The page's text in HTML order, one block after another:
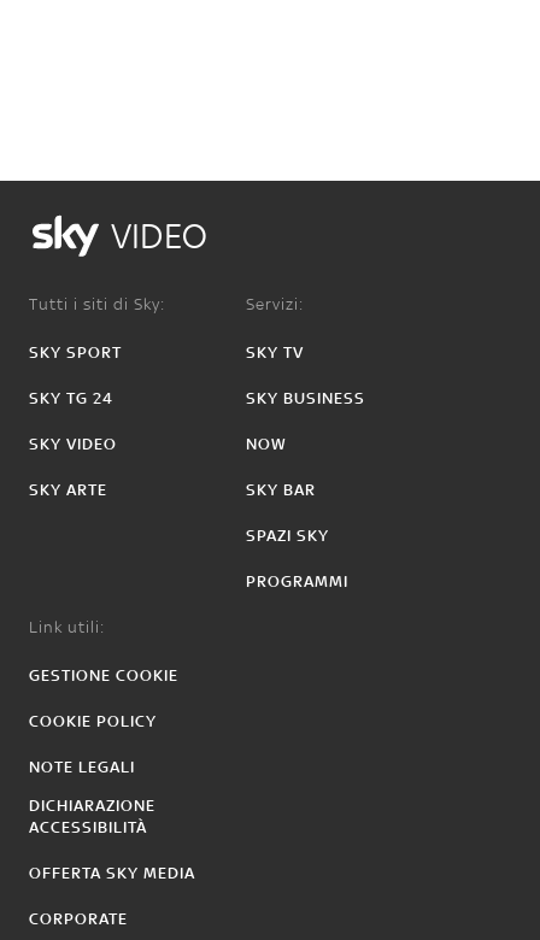
VIDEO
Tutti i siti di Sky:
SKY SPORT
SKY TG 24
SKY VIDEO
SKY ARTE
Servizi:
SKY TV
SKY BUSINESS
NOW
SKY BAR
SPAZI SKY
PROGRAMMI
Link utili:
GESTIONE COOKIE
COOKIE POLICY
NOTE LEGALI
DICHIARAZIONE
ACCESSIBILITÀ
OFFERTA SKY MEDIA
CORPORATE